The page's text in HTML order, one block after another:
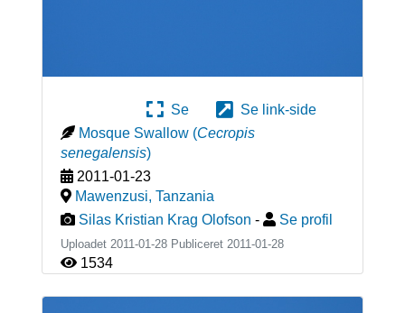
Se
Se link-side
Mosque Swallow (Cecropis
senegalensis)
2011-01-23
Mawenzusi, Tanzania
Silas Kristian Krag Olofson - Se profil
Uploadet 2011-01-28 Publiceret 2011-01-28
1534